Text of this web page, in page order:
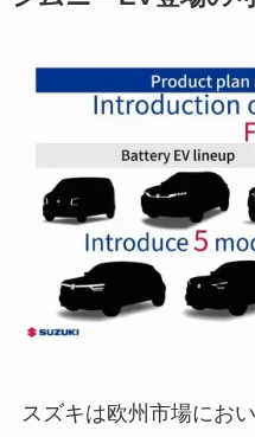
スズキは欧州市場にお